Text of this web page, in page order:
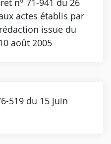
n° 71-941 du 26
actes établis par
issue du
août 2005
519 du 15 juin